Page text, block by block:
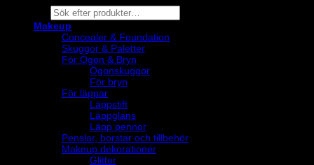
Products
search
Makeup
Concealer & Foundation
Skuggor & Paletter
För Ögon & Bryn
Ögonskuggor
För bryn
För läppar
Läppstift
Läppglans
Läpp pennor
Penslar, borstar och tillbehör
Makeup dekorationer
Glitter